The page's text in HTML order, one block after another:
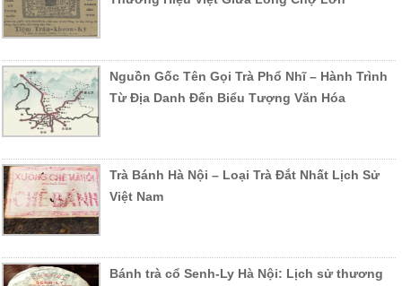
Nguồn Gốc Tên Gọi Trà Phổ Nhĩ – Hành Trình
Từ Địa Danh Đến Biểu Tượng Văn Hóa
Trà Bánh Hà Nội – Loại Trà Đắt Nhất Lịch Sử
Việt Nam
Bánh trà cổ Senh-Ly Hà Nội: Lịch sử thương